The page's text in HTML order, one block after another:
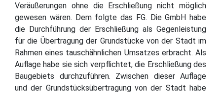
Veräußerungen ohne die Erschließung nicht möglich
gewesen wären. Dem folgte das FG. Die GmbH habe
die Durchführung der Erschließung als Gegenleistung
für die Übertragung der Grundstücke von der Stadt im
Rahmen eines tauschähnlichen Umsatzes erbracht. Als
Auflage habe sie sich verpflichtet, die Erschließung des
Baugebiets durchzuführen. Zwischen dieser Auflage
und der Grundstücksübertragung von der Stadt habe